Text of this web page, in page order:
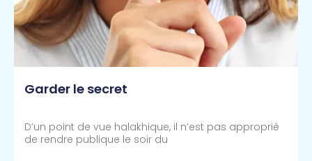
Garder le secret
D’un point de vue halakhique, il n’est pas approprié
de rendre publique le soir du